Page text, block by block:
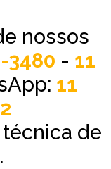
nossos
3480 - 11
11
de